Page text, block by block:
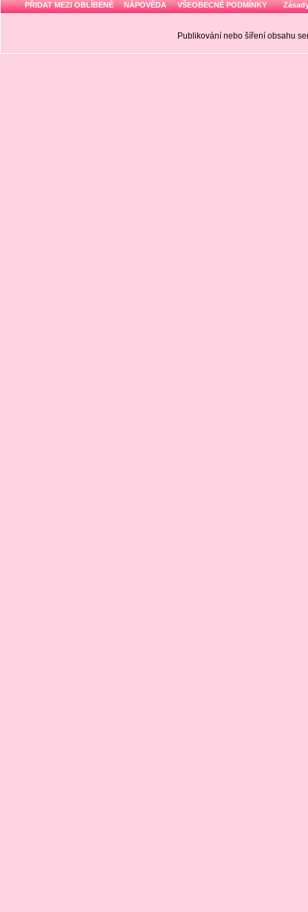
PŘIDAT MEZI OBLÍBENÉ NÁPOVĚDA VŠEOBECNÉ PODMÍNKY
Publikování nebo šíření obsahu